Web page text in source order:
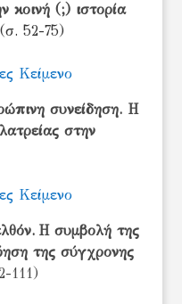
κοινή (;) ιστορία
(σ. 52-75)
Κείμενο
συνείδηση. Η
στην
Κείμενο
Η συμβολή της
της σύγχρονης
111)